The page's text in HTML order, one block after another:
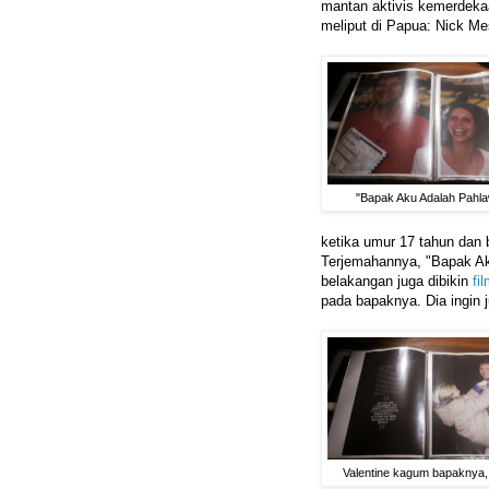
mantan aktivis
meliput di Papua: Nick
"Bapak Aku Adalah
ketika umur 17 tahun dan
Terjemahannya, "Bapak
belakangan juga dibikin
pada bapaknya. Dia ingin
Valentine kagum